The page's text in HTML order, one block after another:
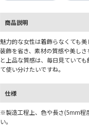
商品説明
魅力的な女性は着飾らなくても
装飾を省き、素材の質感や美し
と上品な質感は、毎日見ていて
て使い分けたいですね。
仕様
※製造工程上、色や長さ(5mm程
い。